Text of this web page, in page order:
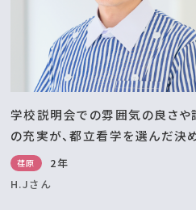
学校説明会での雰囲気の良さや
の充実が、都立看学を選んだ決
荏原
2年
H.Jさん